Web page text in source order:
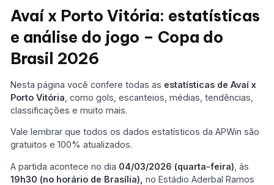
Avaí x Porto Vitória: estatísticas
e análise do jogo – Copa do
Brasil 2026
Nesta página você confere todas as estatísticas de Avaí x
Porto Vitória , como gols, escanteios, médias, tendências,
classificações e muito mais.
Vale lembrar que todos os dados estatísticos da APWin são
gratuitos e 100% atualizados.
A partida acontece no dia 04/03/2026 (quarta-feira) , às
19h30 (no horário de Brasília),no Estádio Aderbal Ramos